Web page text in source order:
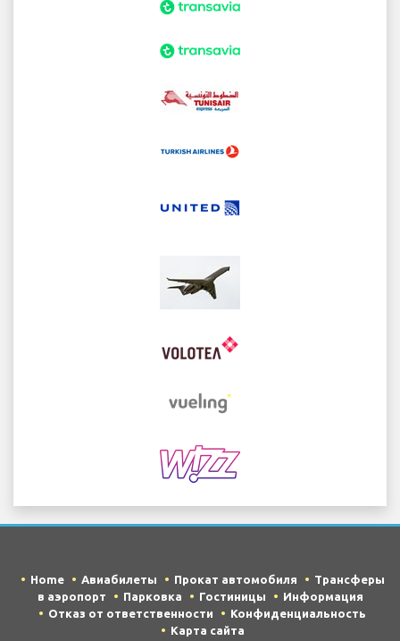
Home Авиабилеты Прокат автомобиля
Трансферы
в аэропорт
Парковка Гостиницы
Информация
Отказ от ответственности
Конфиденциальность
Карта сайта